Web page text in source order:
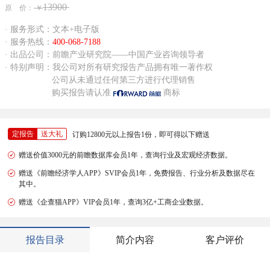
原 价： ￥13900
· 服务形式：文本+电子版
· 服务热线： 400-068-7188
· 出品公司：前瞻产业研究院——中国产业咨询领导者
· 特别声明：我公司对所有研究报告产品拥有唯一著作权
公司从未通过任何第三方进行代理销售
购买报告请认准
商标
定报告 送大礼 订购12800元以上报告1份，即可得以下赠送
赠送价值3000元的前瞻数据库会员1年，查询行业及宏观经济数据。
赠送《前瞻经济学人APP》SVIP会员1年，免费报告、行业分析及数据尽在
其中。
赠送《企查猫APP》VIP会员1年，查询3亿+工商企业数据。
报告目录 简介内容 客户评价